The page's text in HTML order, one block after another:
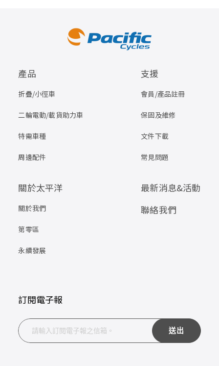
產品
折疊/小徑車
二輪電動/載貨助力車
特需車種
周邊配件
支援
會員/產品註冊
保固及維修
文件下載
常見問題
關於太平洋
關於我們
第零區
永續發展
最新消息&活動
聯絡我們
訂閱電子報
送出